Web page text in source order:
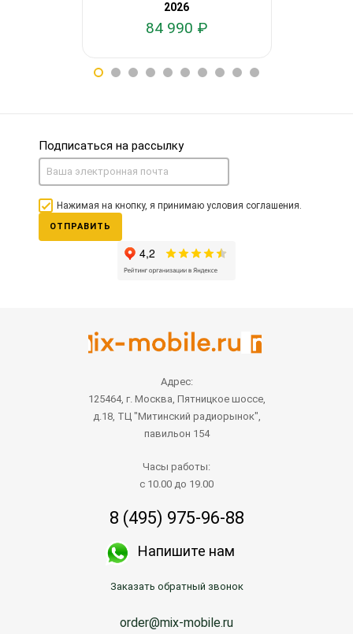
2026
84 990 ₽
Подписаться на рассылку
Нажимая на кнопку, я принимаю условия соглашения.
ОТПРАВИТЬ
Адрес:
125464, г. Москва, Пятницкое шоссе,
д.18, ТЦ "Митинский радиорынок",
павильон 154
Часы работы:
с 10.00 до 19.00
8 (495) 975-96-88
Напишите нам
Заказать обратный звонок
order@mix-mobile.ru